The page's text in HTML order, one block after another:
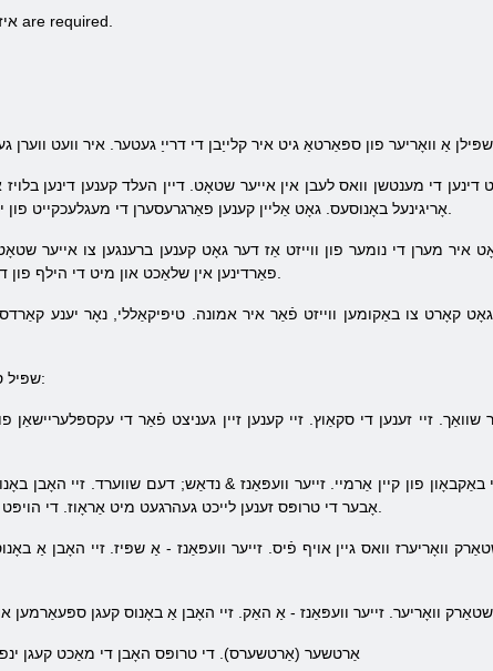
איז וויכטיק! די זאכן וואָס זענען אנגעצייכנט מיט אַן אַסטעריסק are required.
די מענטשן וואס לעבן אין אייער שטאָט. דיין העלד קענען דינען בלויז
שפּיל ספּאַרטאַן וואַרס איר וועט זיין געפֿינט עטלעכע פון ​​די טרופּס:
5. אַרטשער (אַרטשערס). די טרופּס האָבן די מאַכט קעגן